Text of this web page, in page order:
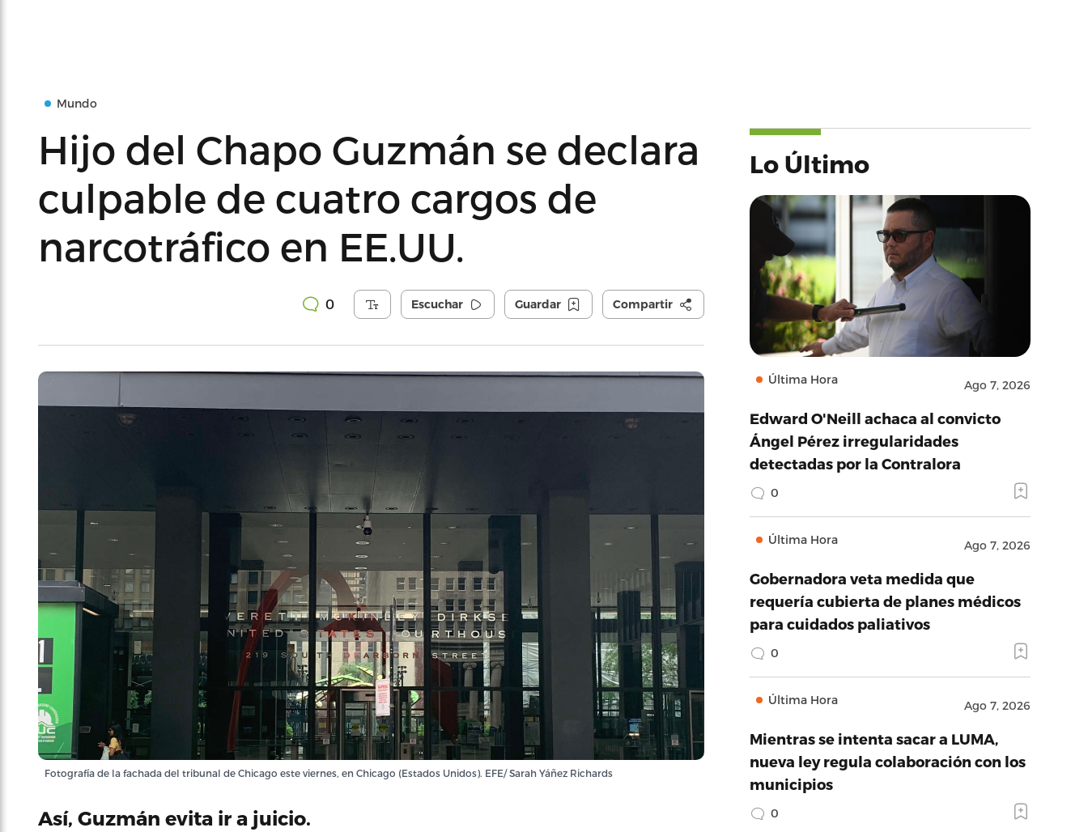
Mundo
Hijo del Chapo Guzmán se declara
culpable de cuatro cargos de
narcotráfico en EE.UU.
0 Escuchar Guardar Compartir
Fotografía de la fachada del tribunal de Chicago este viernes, en Chicago (Estados Unidos). EFE/ Sarah Yáñez Richards
Así, Guzmán evita ir a juicio.
Lo Último
Última Hora Ago 7, 2026
Edward O'Neill achaca al convicto
Ángel Pérez irregularidades
detectadas por la Contralora
0
Última Hora Ago 7, 2026
Gobernadora veta medida que
requería cubierta de planes médicos
para cuidados paliativos
0
Última Hora Ago 7, 2026
Mientras se intenta sacar a LUMA,
nueva ley regula colaboración con los
municipios
0